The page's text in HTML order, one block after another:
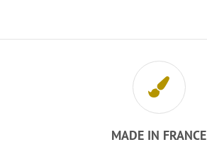
MADE IN FRANCE